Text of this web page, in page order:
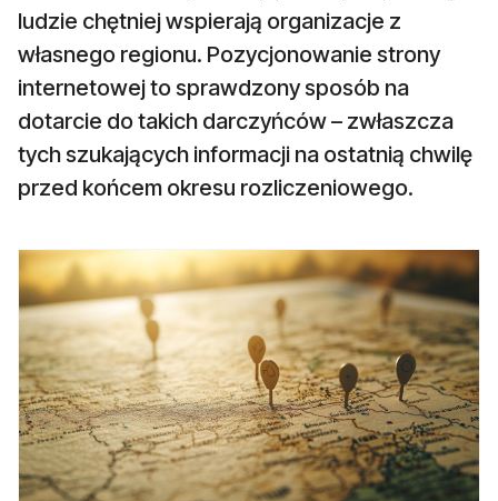
ludzie chętniej wspierają organizacje z
własnego regionu. Pozycjonowanie strony
internetowej to sprawdzony sposób na
dotarcie do takich darczyńców – zwłaszcza
tych szukających informacji na ostatnią chwilę
przed końcem okresu rozliczeniowego.